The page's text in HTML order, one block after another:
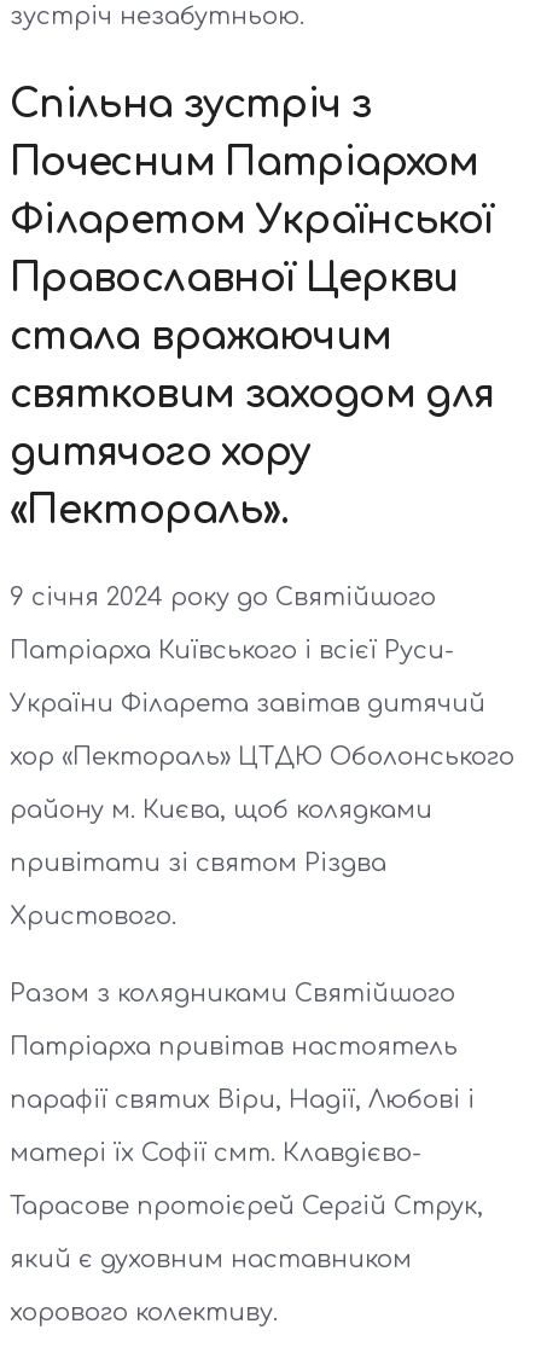
зустріч незабутньою.
Спільна зустріч з
Почесним Патріархом
Філаретом Української
Православної Церкви
стала вражаючим
святковим заходом для
дитячого хору
«Пектораль».
9 січня 2024 року до Святійшого
Патріарха Київського і всієї Руси-
України Філарета завітав дитячий
хор «Пектораль» ЦТДЮ Оболонського
району м. Києва, щоб колядками
привітати зі святом Різдва
Христового.
Разом з колядниками Святійшого
Патріарха привітав настоятель
парафії святих Віри, Надії, Любові і
матері їх Софії смт. Клавдієво-
Тарасове протоієрей Сергій Струк,
який є духовним наставником
хорового колективу.